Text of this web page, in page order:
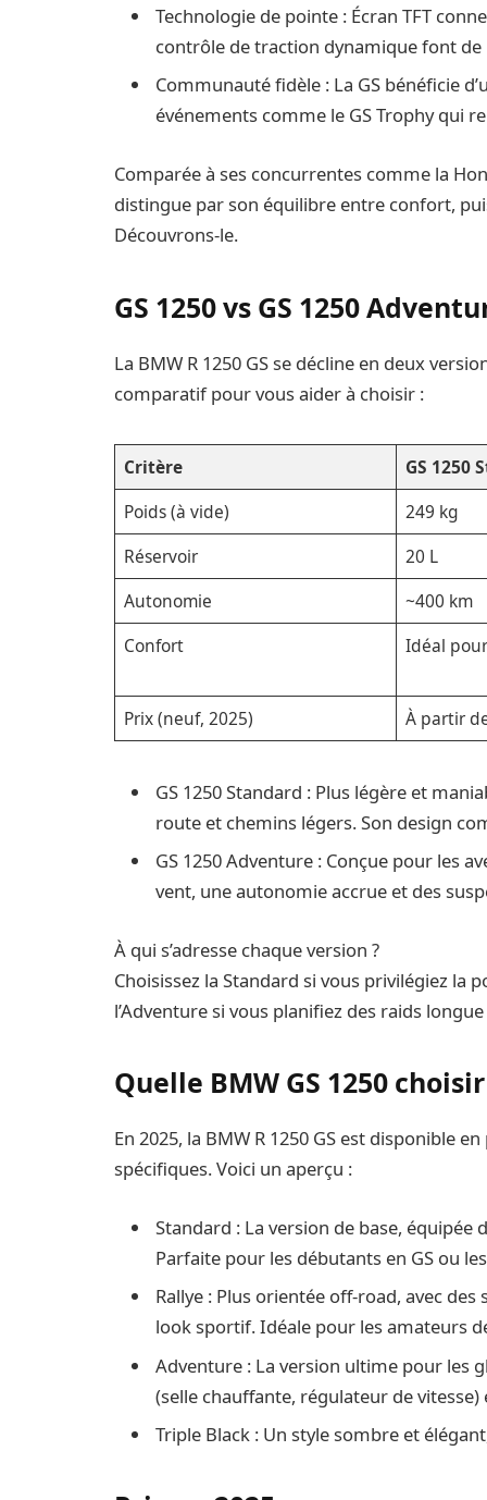
Technologie de pointe : Écran TFT
contrôle de traction dynamique font
Communauté fidèle : La GS bénéficie
événements comme le GS Trophy qui
Comparée à ses concurrentes comme la
distingue par son équilibre entre confort,
Découvrons-le.
GS 1250 vs GS 1250
La BMW R 1250 GS se décline en deux
comparatif pour vous aider à choisir :
Critère
GS 1250
Poids (à vide)
249 kg
Réservoir
20 L
Autonomie
~400 km
Confort
Idéal
Prix (neuf, 2025) À partir
GS 1250 Standard : Plus légère et
route et chemins légers. Son design
GS 1250 Adventure : Conçue pour les
vent, une autonomie accrue et des
À qui s’adresse chaque version ?
Choisissez la Standard si vous privilégiez la
l’Adventure si vous planifiez des raids
Quelle BMW GS 1250
En 2025, la BMW R 1250 GS est disponible
spécifiques. Voici un aperçu :
Standard : La version de base, équipée
Parfaite pour les débutants en GS ou
Rallye : Plus orientée off-road, avec
look sportif. Idéale pour les amateurs
Adventure : La version ultime pour les
(selle chauffante, régulateur de
Triple Black : Un style sombre et